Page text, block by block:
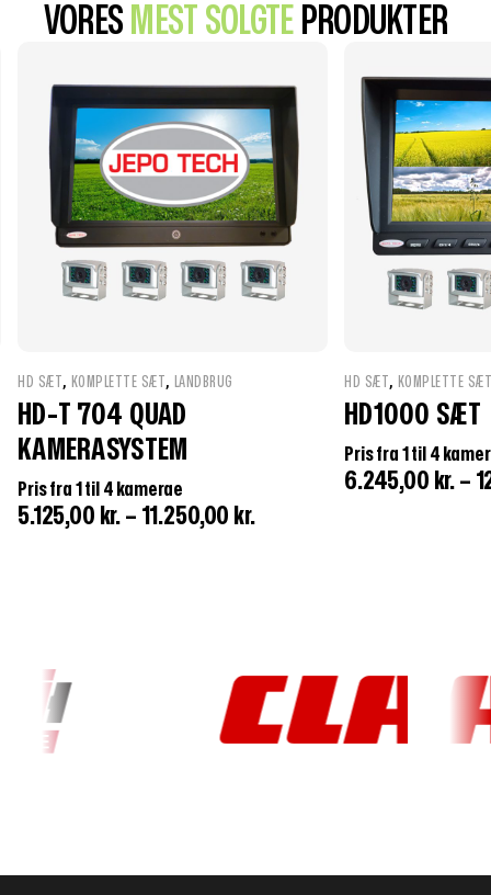
VORES MEST SOLGTE PRODUKTER
HD SÆT , KOMPLETTE SÆT , LANDBRUG
HD-T 704 QUAD
KAMERASYSTEM
Pris fra 1 til 4 kamerae
5.125,00 kr. – 11.250,00 kr.
HD SÆT , KOMPLETTE
HD1000 SÆT
Pris fra 1 til 4
6.245,00 kr. –